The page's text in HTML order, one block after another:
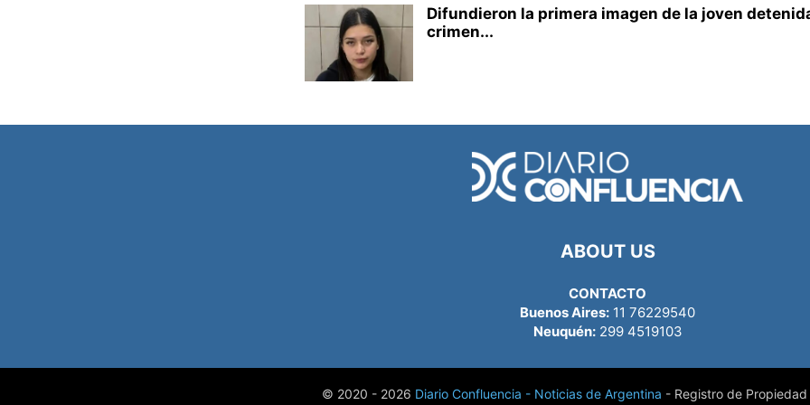
Difundieron la primera imagen de la joven
crimen...
ABOUT US
CONTACTO
Buenos Aires: 11 76229540
Neuquén:299 4519103
© 2020 - 2026 Diario Confluencia - Noticias de Argentina - Registro de